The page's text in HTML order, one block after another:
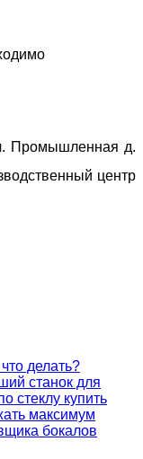
Промышленная д.
центр
делать?
максимум
бокалов